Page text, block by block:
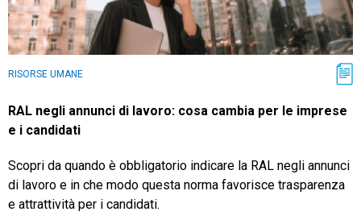
RISORSE UMANE
RAL negli annunci di lavoro: cosa cambia per le imprese
e i candidati
Scopri da quando è obbligatorio indicare la RAL negli annunci
di lavoro e in che modo questa norma favorisce trasparenza
e attrattività per i candidati.